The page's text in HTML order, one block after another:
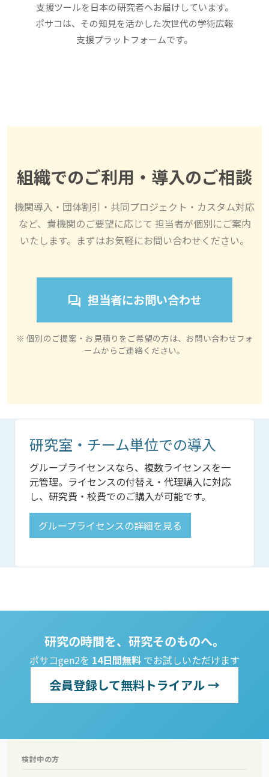
支援ツールを日本の研究者へお届けしています。
ポサコは、その知見を活かした次世代の学術広報
支援プラットフォームです。
組織でのご利用・導入のご相談
機関導入・団体割引・共同プロジェクト・カスタム対応
など、貴機関のご要望に応じて 担当者が個別にご案内
いたします。まずはお気軽にお問い合わせください。
forum 担当者にお問い合わせ
※ 個別のご提案・お見積りをご希望の方は、お問い合わせフォ
ームからご連絡ください。
研究室・チーム単位での導入
グループライセンスなら、複数ライセンスを一
元管理。ライセンスの付替え・代理購入に対応
し、研究費・校費でのご購入が可能です。
グループライセンスの詳細を見る
研究の時間を、研究そのものへ。
ポサコgen2を 14日間無料 でお試しいただけます
会員登録して無料トライアル →
検討中の方